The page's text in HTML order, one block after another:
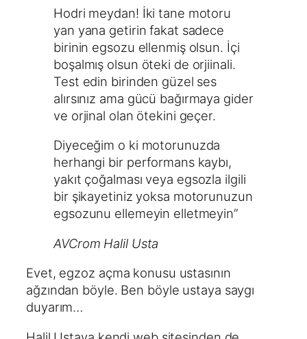
Hodri meydan! İki tane motoru
yan yana getirin fakat sadece
birinin egsozu ellenmiş olsun. İçi
boşalmış olsun öteki de orjiinali.
Test edin birinden güzel ses
alırsınız ama gücü bağırmaya gider
ve orjinal olan ötekini geçer.
Diyeceğim o ki motorunuzda
herhangi bir performans kaybı,
yakıt çoğalması veya egsozla ilgili
bir şikayetiniz yoksa motorunuzun
egsozunu ellemeyin elletmeyin”
AVCrom Halil Usta
Evet, egzoz açma konusu ustasının
ağzından böyle. Ben böyle ustaya saygı
duyarım…